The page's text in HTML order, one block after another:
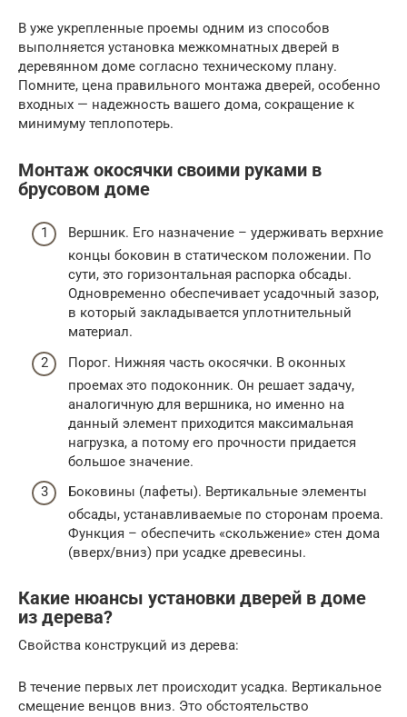
В уже укрепленные проемы одним из способов
выполняется установка межкомнатных дверей в
деревянном доме согласно техническому плану.
Помните, цена правильного монтажа дверей, особенно
входных — надежность вашего дома, сокращение к
минимуму теплопотерь.
Монтаж окосячки своими руками в
брусовом доме
Вершник. Его назначение – удерживать верхние
концы боковин в статическом положении. По
сути, это горизонтальная распорка обсады.
Одновременно обеспечивает усадочный зазор,
в который закладывается уплотнительный
материал.
Порог. Нижняя часть окосячки. В оконных
проемах это подоконник. Он решает задачу,
аналогичную для вершника, но именно на
данный элемент приходится максимальная
нагрузка, а потому его прочности придается
большое значение.
Боковины (лафеты). Вертикальные элементы
обсады, устанавливаемые по сторонам проема.
Функция – обеспечить «скольжение» стен дома
(вверх/вниз) при усадке древесины.
Какие нюансы установки дверей в доме
из дерева?
Свойства конструкций из дерева:
В течение первых лет происходит усадка. Вертикальное
смещение венцов вниз. Это обстоятельство